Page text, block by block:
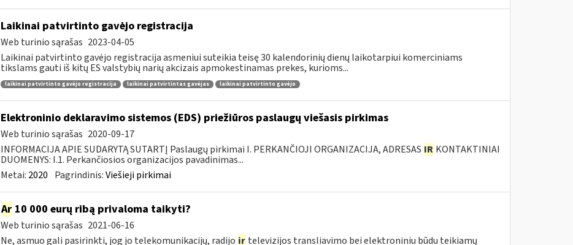
Laikinai patvirtinto gavėjo registracija
Web turinio sąrašas 2023-04-05
Laikinai patvirtinto gavėjo registracija asmeniui suteikia teisę 30 kalendorinių dienų laikotarpiui komerciniams
tikslams gauti iš kitų ES valstybių narių akcizais apmokestinamas prekes, kurioms...
laikinai patvirtinto gavėjo registracija laikinai patvirtintas gavėjas laikinai patvirtinto gavėjo
Elektroninio deklaravimo sistemos (EDS) priežiūros paslaugų viešasis pirkimas
Web turinio sąrašas 2020-09-17
INFORMACIJA APIE SUDARYTĄ SUTARTĮ Paslaugų pirkimai I. PERKANČIOJI ORGANIZACIJA, ADRESAS IR KONTAKTINIAI
DUOMENYS: I.1. Perkančiosios organizacijos pavadinimas...
Metai: 2020 Pagrindinis:Viešieji pirkimai
Ar10 000 eurų ribą privaloma taikyti?
Web turinio sąrašas 2021-06-16
Ne, asmuo gali pasirinkti, jog jo telekomunikacijų, radijo ir televizijos transliavimo bei elektroniniu būdu teikiamų